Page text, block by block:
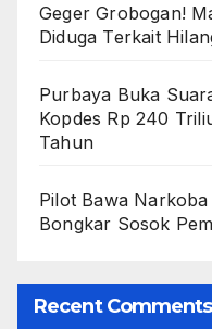
Geger Grobogan!
Diduga Terkait
Purbaya Buka
Kopdes Rp 240
Tahun
Pilot Bawa
Bongkar Sosok
Recent Comments